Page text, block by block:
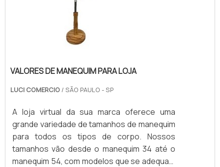
VALORES DE MANEQUIM PARA LOJA
LUCI COMERCIO / SÃO PAULO - SP
A loja virtual da sua marca oferece uma
grande variedade de tamanhos de manequim
para todos os tipos de corpo. Nossos
tamanhos vão desde o manequim 34 até o
manequim 54, com modelos que se adequam